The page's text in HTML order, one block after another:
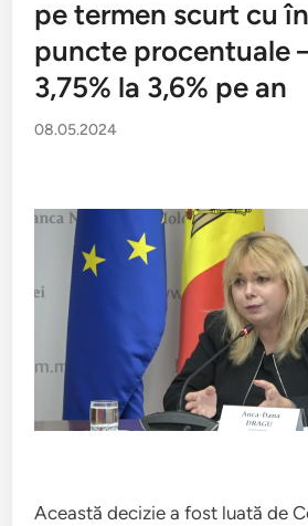
pe termen scurt cu
puncte procentuale
3,75% la 3,6% pe an
08.05.2024
Această decizie a fost luată de